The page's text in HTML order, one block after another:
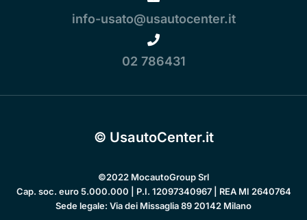
info-usato@usautocenter.it
02 786431
© UsautoCenter.it
©2022 MocautoGroup Srl
Cap. soc. euro 5.000.000 | P.I. 12097340967 | REA MI 2640764
Sede legale: Via dei Missaglia 89 20142 Milano